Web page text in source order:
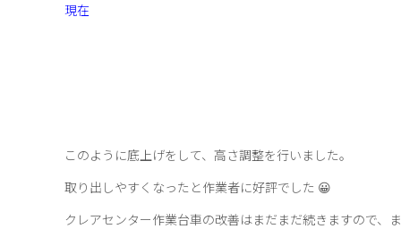
現在
このように底上げをして、高さ調整を行いました。
取り出しやすくなったと作業者に好評でした 😀
クレアセンター作業台車の改善はまだまだ続きますので、ま